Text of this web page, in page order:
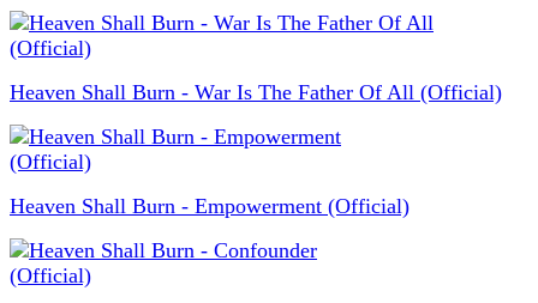
Heaven Shall Burn - War Is The Father Of All (Official)
Heaven Shall Burn - Empowerment (Official)